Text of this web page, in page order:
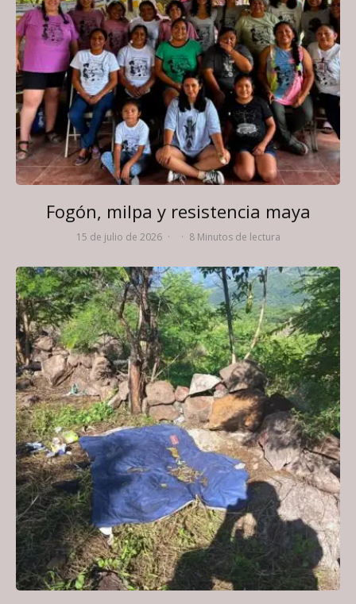
Fogón, milpa y resistencia maya
15 de julio de 2026 · · 8 Minutos de lectura